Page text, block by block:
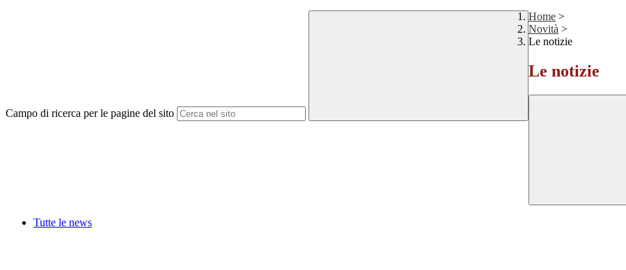
Campo di ricerca per le pagine del sito
Home >
Novità >
Le notizie
Le notizie
Tutte le news